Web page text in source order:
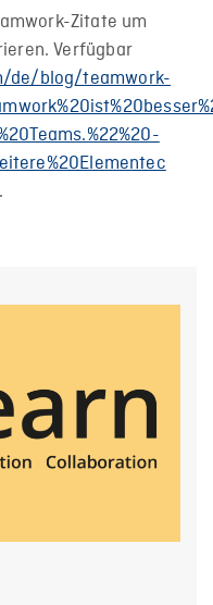
Zitate um
Verfügbar
de/blog/teamwork-